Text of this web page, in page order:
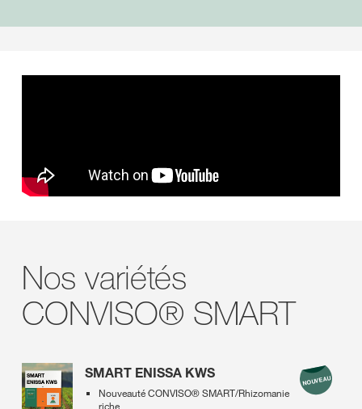
Nos variétés
CONVISO® SMART
SMART ENISSA KWS
Nouveauté CONVISO® SMART/Rhizomanie
riche